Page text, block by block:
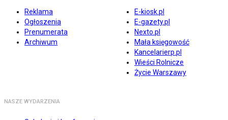
Reklama
Ogłoszenia
Prenumerata
Archiwum
E-kiosk.pl
E-gazety.pl
Nexto.pl
Mała księgowość
Kancelarierp.pl
Wieści Rolnicze
Życie Warszawy
NASZE WYDARZENIA